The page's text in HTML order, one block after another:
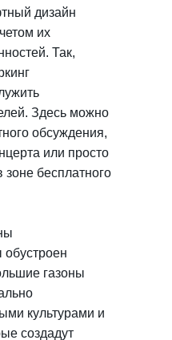
дизайн
их
Так,
Здесь можно
обсуждения,
или просто
зоне бесплатного
обустроен
газоны
культурами и
создадут